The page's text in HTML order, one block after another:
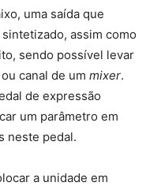
uma saída que
assim como
sendo possível levar
canal de um mixer.
de expressão
um parâmetro em
neste pedal.
a unidade em